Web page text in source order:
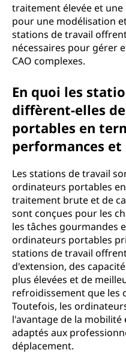
traitement élevée et
pour une modélisation
stations de travail
nécessaires pour gérer
CAO complexes.
En quoi les
diffèrent-elles
portables en
performances et
Les stations de travail
ordinateurs portables
traitement brute et de
sont conçues pour les
les tâches gourmandes
ordinateurs portables
stations de travail
d'extension, des
plus élevées et de
refroidissement que les
Toutefois, les
l'avantage de la
adaptés aux
déplacement.